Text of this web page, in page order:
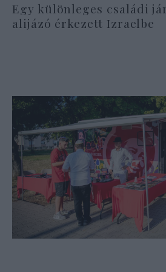
Egy különleges családi
alijázó érkezett Izraelbe